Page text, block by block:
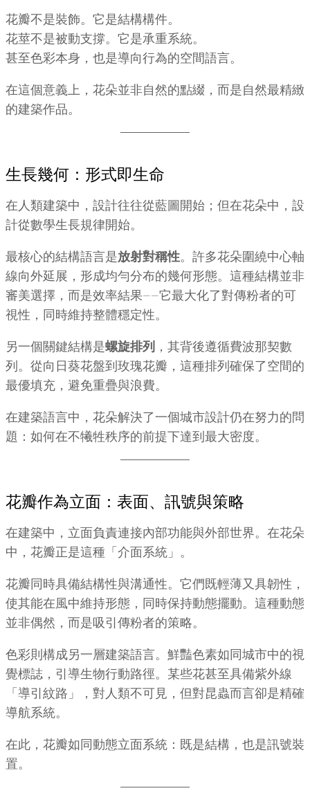
花瓣不是裝飾。它是結構構件。
花莖不是被動支撐。它是承重系統。
甚至色彩本身，也是導向行為的空間語言。
在這個意義上，花朵並非自然的點綴，而是自然最精緻
的建築作品。
生長幾何：形式即生命
在人類建築中，設計往往從藍圖開始；但在花朵中，設
計從數學生長規律開始。
最核心的結構語言是放射對稱性。許多花朵圍繞中心軸
線向外延展，形成均勻分布的幾何形態。這種結構並非
審美選擇，而是效率結果——它最大化了對傳粉者的可
視性，同時維持整體穩定性。
另一個關鍵結構是螺旋排列
，其背後遵循費波那契數
列。從向日葵花盤到玫瑰花瓣，這種排列確保了空間的
最優填充，避免重疊與浪費。
在建築語言中，花朵解決了一個城市設計仍在努力的問
題：如何在不犧牲秩序的前提下達到最大密度。
花瓣作為立面：表面、訊號與策略
在建築中，立面負責連接內部功能與外部世界。在花朵
中，花瓣正是這種「介面系統」。
花瓣同時具備結構性與溝通性。它們既輕薄又具韌性，
使其能在風中維持形態，同時保持動態擺動。這種動態
並非偶然，而是吸引傳粉者的策略。
色彩則構成另一層建築語言。鮮豔色素如同城市中的視
覺標誌，引導生物行動路徑。某些花甚至具備紫外線
「導引紋路」，對人類不可見，但對昆蟲而言卻是精確
導航系統。
在此，花瓣如同動態立面系統：既是結構，也是訊號裝
置。